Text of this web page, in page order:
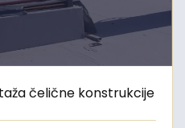
čelične konstrukcije